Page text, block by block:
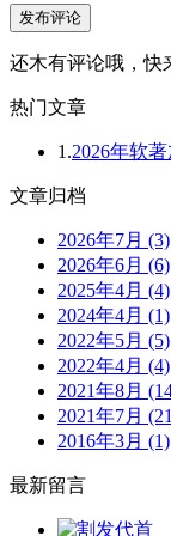
发布评论
还木有评论哦，快
热门文章
1.2026年软
文章归档
2026年7月 (3)
2026年6月 (6)
2025年4月 (4)
2024年4月 (1)
2022年5月 (5)
2022年4月 (4)
2021年8月
2021年7月
2016年3月 (1)
最新留言